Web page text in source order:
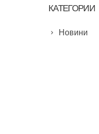
КАТЕГОРИИ
Новини